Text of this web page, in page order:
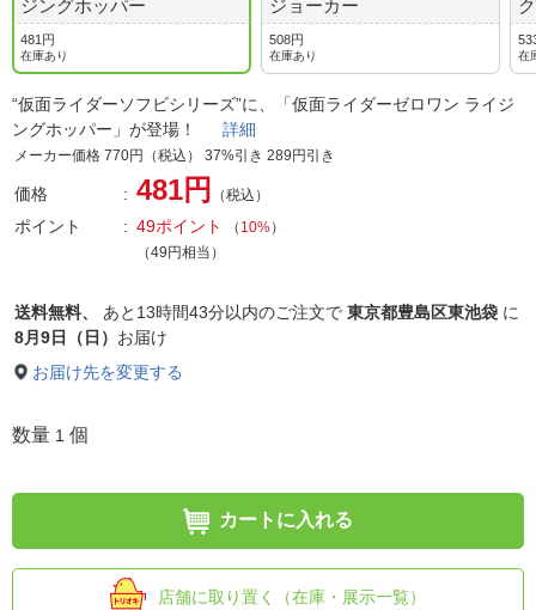
ジングホッパー
481円
在庫あり
ジョーカー
508円
在庫あり 在
“仮面ライダーソフビシリーズ”に、「仮面ライダーゼロワン ライジ
ングホッパー」が登場！ 詳細
メーカー価格 770円（税込） 37%引き 289円引き
価格 481円 （税込）
ポイント 49ポイント （ 10%）
（49円相当）
送料無料、 あと 13時間43分以内のご注文で 東京都豊島区東池袋 に
8月9日（日） お届け
お届け先を変更する
数量 1 個
カートに入れる
店舗に取り置く（在庫・展示一覧）